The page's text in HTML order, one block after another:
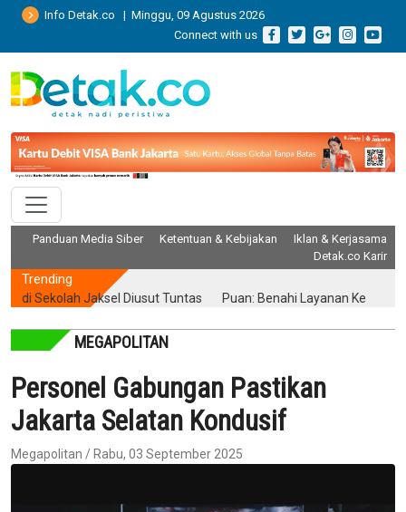
Info Detak.co | Minggu, 09 Agustus 2026
Connect with us
Panduan Media Siber Ketentuan & Kebijakan
Iklan & Kerjasama
Detak.co Karir
Trending
Jaksel Diusut Tuntas Puan: Benahi Layanan Kesehatan
MEGAPOLITAN
Personel Gabungan Pastikan
Jakarta Selatan Kondusif
Megapolitan / Rabu, 03 September 2025